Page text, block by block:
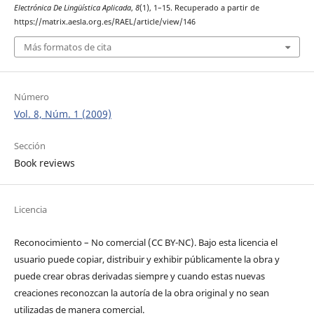
Electrónica De Lingüística Aplicada, 8(1), 1–15. Recuperado a partir de
https://matrix.aesla.org.es/RAEL/article/view/146
Más formatos de cita
Número
Vol. 8, Núm. 1 (2009)
Sección
Book reviews
Licencia
Reconocimiento – No comercial (CC BY-­NC). Bajo esta licencia el
usuario puede copiar, distribuir y exhibir públicamente la obra y
puede crear obras derivadas siempre y cuando estas nuevas
creaciones reconozcan la autoría de la obra original y no sean
utilizadas de manera comercial.